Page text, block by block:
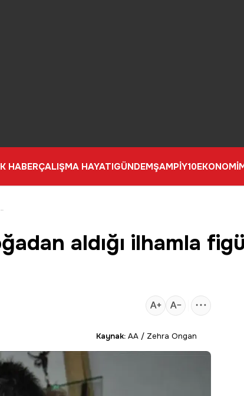
HABERÇALIŞMA HAYATIGÜNDEMŞAMPİY10EKONOMİ
ilhamla figürler tasarlıyor
aldığı ilhamla
Kaynak: AA / Zehra Ongan